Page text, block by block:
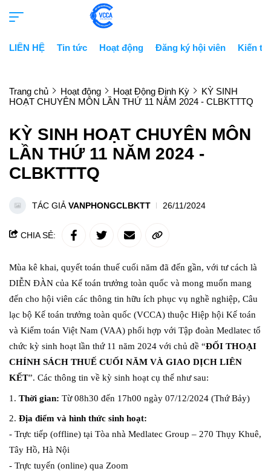
LIÊN HỆ Tin tức Hoạt động Đăng ký hội viên Kiến
Trang chủ Hoạt động Hoạt Động Định Kỳ
KỲ SINH
HOẠT CHUYÊN MÔN LẦN THỨ 11 NĂM 2024 - CLBKTTTQ
KỲ SINH HOẠT CHUYÊN MÔN
LẦN THỨ 11 NĂM 2024 -
CLBKTTTQ
TÁC GIẢ VANPHONGCLBKTT 26/11/2024
CHIA SẺ:
Mùa kê khai, quyết toán thuế cuối năm đã đến gần, với tư cách là
DIỄN ĐÀN của Kế toán trưởng toàn quốc và mong muốn mang
đến cho hội viên các thông tin hữu ích phục vụ nghề nghiệp, Câu
lạc bộ Kế toán trưởng toàn quốc (VCCA) thuộc Hiệp hội Kế toán
và Kiểm toán Việt Nam (VAA) phối hợp với Tập đoàn Medlatec tổ
chức kỳ sinh hoạt lần thứ 11 năm 2024 với chủ đề “ĐỐI THOẠI
CHÍNH SÁCH THUẾ CUỐI NĂM VÀ GIAO DỊCH LIÊN
KẾT”. Các thông tin về kỳ sinh hoạt cụ thể như sau:
1. Thời gian: Từ 08h30 đến 17h00 ngày 07/12/2024 (Thứ Bảy)
2. Địa điểm và hình thức sinh hoạt:
- Trực tiếp (offline) tại Tòa nhà Medlatec Group – 270 Thụy Khuê,
Tây Hồ, Hà Nội
- Trực tuyến (online) qua Zoom